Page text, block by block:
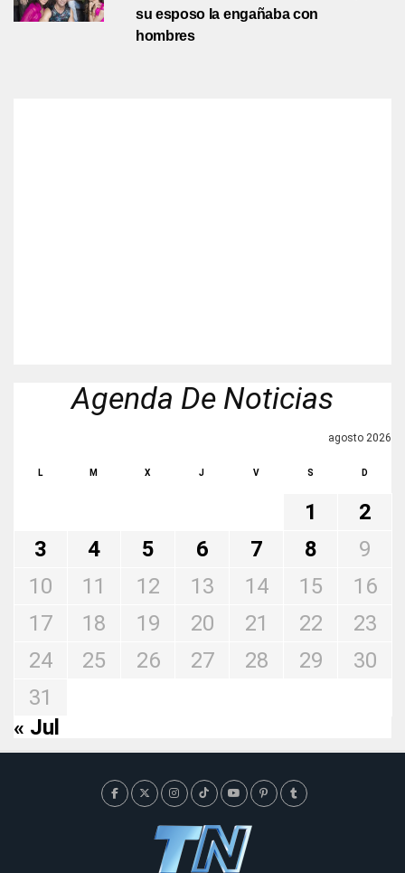
su esposo la engañaba con
hombres
Agenda De Noticias
agosto 2026
L M X J V S D
1
2
3
4 5 6 7 8
9
10
11 12 13 14 15
16
17
18 19 20 21 22
23
24
25 26 27 28 29
30
31
« Jul